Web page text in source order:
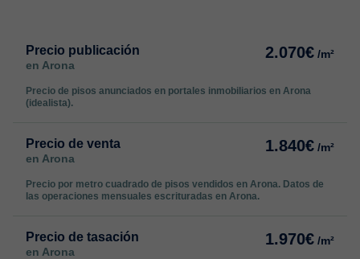
Precio publicación
en Arona
2.070€ /m²
Precio de pisos anunciados en portales inmobiliarios en Arona
(idealista).
Precio de venta
en Arona
1.840€ /m²
Precio por metro cuadrado de pisos vendidos en Arona. Datos de
las operaciones mensuales escrituradas en Arona.
Precio de tasación
en Arona
1.970€ /m²